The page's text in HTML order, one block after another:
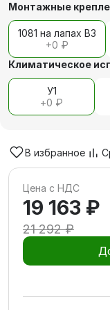
Монтажные
1081 на лапах В3
+0 ₽
Климатическое
У1
+0 ₽
В избранное
Цена с НДС
19 163 ₽
21 292 ₽